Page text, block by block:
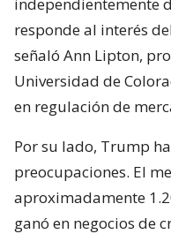
responde al interés
señaló Ann Lipton,
Universidad de
en regulación de
Por su lado, Trump
preocupaciones. El
aproximadamente
ganó en negocios de